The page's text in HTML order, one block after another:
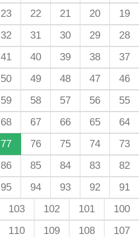
19
20
21
22
23
28
29
30
31
32
37
38
39
40
41
46
47
48
49
50
55
56
57
58
59
64
65
66
67
68
73
74
75
76
77
82
83
84
85
86
91
92
93
94
95
100
101
102
103
107
108
109
110